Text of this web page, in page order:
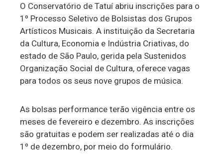
O Conservatório de Tatuí abriu inscrições para o
1º Processo Seletivo de Bolsistas dos Grupos
Artísticos Musicais. A instituição da Secretaria
da Cultura, Economia e Indústria Criativas, do
estado de São Paulo, gerida pela Sustenidos
Organização Social de Cultura, oferece vagas
para todos os seus nove grupos de música.
As bolsas performance terão vigência entre os
meses de fevereiro e dezembro. As inscrições
são gratuitas e podem ser realizadas até o dia
1º de dezembro, por meio do formulário.